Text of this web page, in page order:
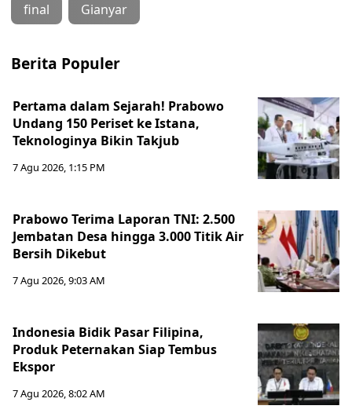
final Gianyar
Berita Populer
Pertama dalam Sejarah! Prabowo
Undang 150 Periset ke Istana,
Teknologinya Bikin Takjub
7 Agu 2026, 1:15 PM
Prabowo Terima Laporan TNI: 2.500
Jembatan Desa hingga 3.000 Titik Air
Bersih Dikebut
7 Agu 2026, 9:03 AM
Indonesia Bidik Pasar Filipina,
Produk Peternakan Siap Tembus
Ekspor
7 Agu 2026, 8:02 AM